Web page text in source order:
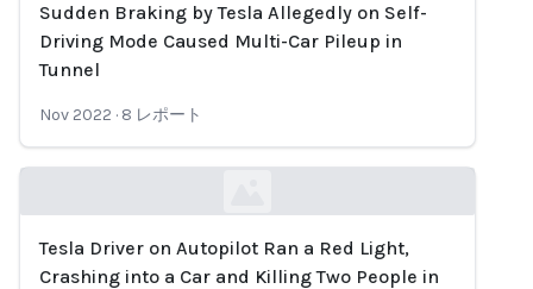
Loading...
Sudden Braking by Tesla Allegedly on Self-
Driving Mode Caused Multi-Car Pileup in
Tunnel
Nov 2022 · 8 レポート
Loading...
Tesla Driver on Autopilot Ran a Red Light,
Crashing into a Car and Killing Two People in